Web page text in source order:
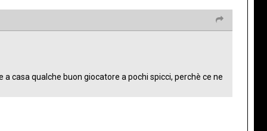
casa qualche buon giocatore a pochi spicci, perchè ce ne